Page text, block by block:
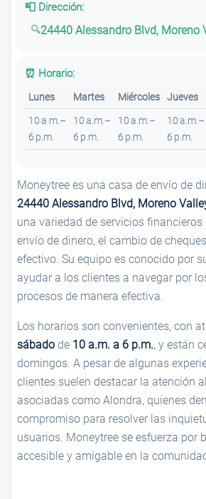
📮 Dirección:
24440 Alessandro Blvd, Moreno
⏰ Horario:
Lunes Martes Miércoles Jueves
10 a.m.–
6 p.m.
10 a.m.–
6 p.m.
10 a.m.–
6 p.m.
10 a.m.–
6 p.m.
Moneytree es una casa de envío de
24440 Alessandro Blvd, Moreno
una variedad de servicios financieros
envío de dinero, el cambio de
efectivo. Su equipo es conocido por
ayudar a los clientes a navegar por
procesos de manera efectiva.
Los horarios son convenientes, con
sábado de 10 a.m. a 6 p.m., y están
domingos. A pesar de algunas
clientes suelen destacar la atención
asociadas como Alondra, quienes
compromiso para resolver las
usuarios. Moneytree se esfuerza por
accesible y amigable en la